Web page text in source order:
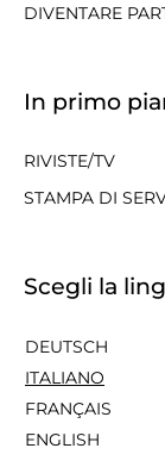
DIVENTARE
In primo
RIVISTE/TV
STAMPA DI
Scegli la
DEUTSCH
ITALIANO
FRANÇAIS
ENGLISH